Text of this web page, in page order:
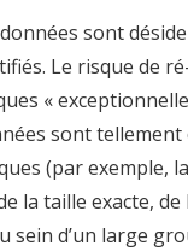
sont
Le risque de
«
sont
(par exemple,
la taille exacte,
sein d’un large